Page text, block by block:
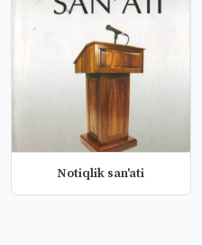
Notiqlik san'ati